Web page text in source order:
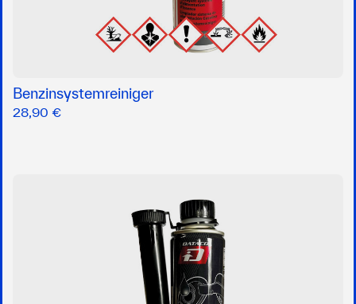
Benzinsystemreiniger
28,90 €